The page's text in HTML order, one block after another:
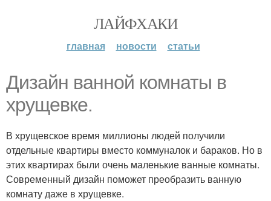
ЛАЙФХАКИ
главная новости статьи
Дизайн ванной комнаты в
хрущевке.
В хрущевское время миллионы людей получили
отдельные квартиры вместо коммуналок и бараков. Но в
этих квартирах были очень маленькие ванные комнаты.
Современный дизайн поможет преобразить ванную
комнату даже в хрущевке.